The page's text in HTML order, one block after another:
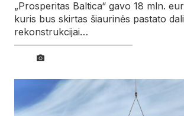
„Prosperitas Baltica“ gavo 18 mln.
kuris bus skirtas šiaurinės pastato
rekonstrukcijai…